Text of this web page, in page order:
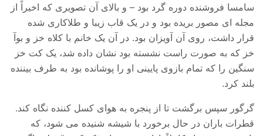
سامسا فروشنده دوره گرد بود – و بالای آن تصویری که اخیراً از
مجله ای مصور بریده بود و در یک قاب زیبا و طلاکاری شده
قرار داشت، روی آن آویزان بود. در آن یک خانم با کلاه خز و بوآ
خز که به صورت راست نشسته بود نشان داده شد، یک کت خز
سنگین را که تمام بازوی پایینی او را پوشانده بود به طرف بیننده
بلند کرد.
گرگور سپس برگشت تا از پنجره به هوای کسل کننده نگاه کند.
قطرات باران در حال برخورد با شیشه شنیده می شود، که